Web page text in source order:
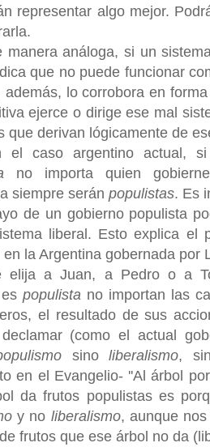
representar algo mejor.
manera análoga, si un
que no puede funcionar
además, lo corrobora en
ejerce o dirige ese mal
que derivan lógicamente de
el caso argentino actual,
no importa quien
siempre serán populistas. Es
de un gobierno populista
liberal. Esto explica el
la Argentina gobernada por
elija a Juan, a Pedro o a
populista no importan las
el resultado de sus
(como el actual
sinoliberalismo,
en el Evangelio- ''Al árbol
da frutos populistas es
y no liberalismo, aunque
frutos que ese árbol no da